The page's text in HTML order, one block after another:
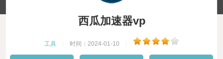
西瓜加速器vp
工具 时间：2024-01-10